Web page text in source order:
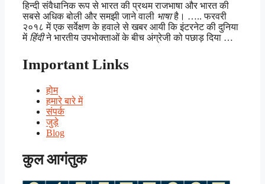
हिन्दी संवैधानिक रूप से भारत की प्रथम राजभाषा और भारत की
सबसे अधिक बोली और समझी जाने वाली भाषाहै। ….. फरवरी
२०१८ में एक सर्वेक्षण के हवाले से खबर आयी कि इंटरनेट की दुनिया
में हिंदीने भारतीय उपभोक्ताओं के बीच अंग्रेजी को पछाड़ दिया …
Important Links
होम
हमारे बारे में
संपर्क
जुड़े
Blog
कुल आगंतुक